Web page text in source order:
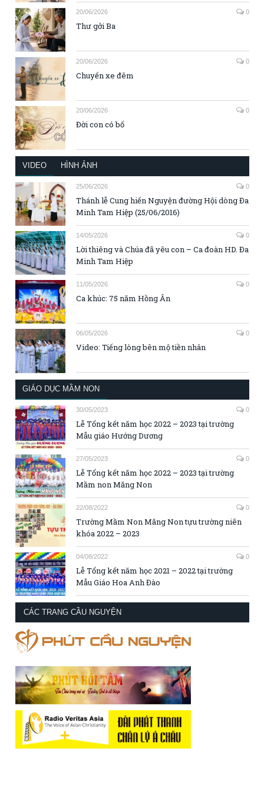
20/06/2026 0
Thư gởi Ba
20/06/2026 0
Chuyến xe đêm
20/06/2026 0
Đời con có bố
VIDEO HÌNH ẢNH
25/06/2026 0
Thánh lễ Cung hiến Nguyện đường Hội dòng Đa
Minh Tam Hiệp (25/06/2016)
14/05/2026 0
Lời thiêng và Chúa đã yêu con – Ca đoàn HD. Đa
Minh Tam Hiệp
11/05/2026 0
Ca khúc: 75 năm Hồng Ân
06/05/2026 0
Video: Tiếng lòng bên mộ tiền nhân
GIÁO DỤC MẦM NON
30/05/2023 0
Lễ Tổng kết năm học 2022 – 2023 tại trường
Mẫu giáo Hướng Dương
27/05/2023 0
Lễ Tổng kết năm học 2022 – 2023 tại trường
Mầm non Măng Non
22/08/2022 0
Trường Mầm Non Măng Non tựu trường niên
khóa 2022 – 2023
04/08/2022 0
Lễ Tổng kết năm học 2021 – 2022 tại trường
Mẫu Giáo Hoa Anh Đào
CÁC TRANG CẦU NGUYỆN